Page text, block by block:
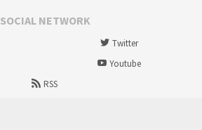
SOCIAL NETWORK
Twitter
Youtube
RSS